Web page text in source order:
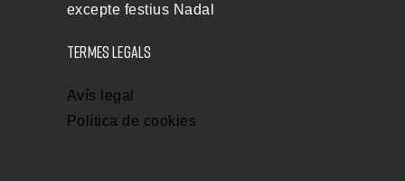
excepte festius Nadal
TERMES LEGALS
Avís legal
Política de cookies